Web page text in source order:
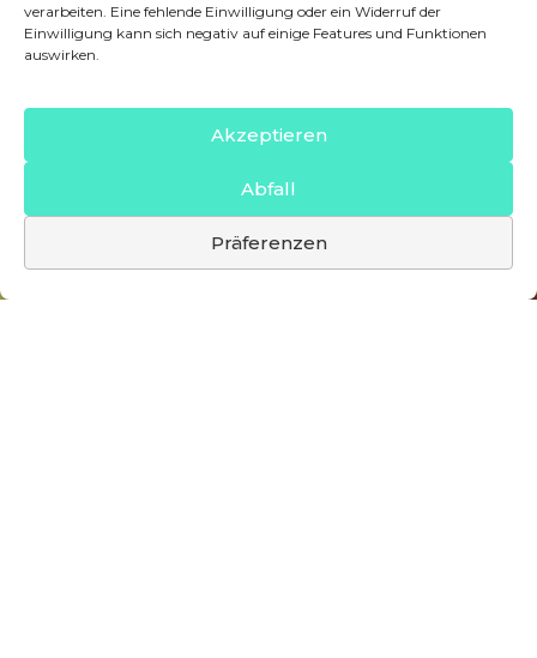
verarbeiten. Eine fehlende Einwilligung oder ein Widerruf der
Einwilligung kann sich negativ auf einige Features und Funktionen
auswirken.
Akzeptieren
Abfall
Präferenzen